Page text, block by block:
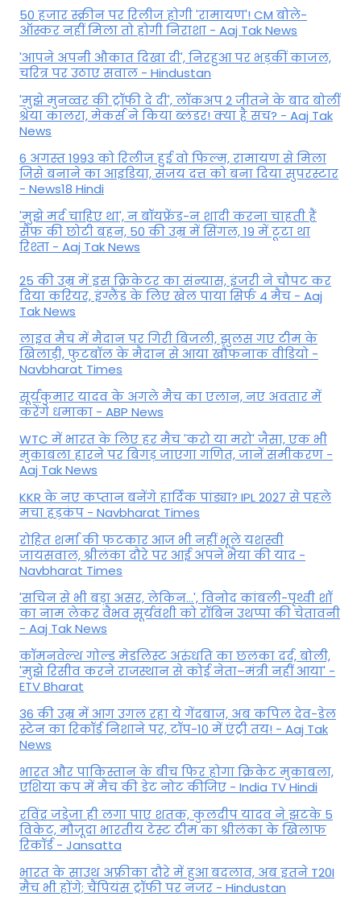
50 हजार स्क्रीन पर रिलीज होगी 'रामायण'! CM बोले-
ऑस्कर नहीं मिला तो होगी निराशा - Aaj Tak News
'आपने अपनी औकात दिखा दी', निरहुआ पर भड़कीं काजल,
चरित्र पर उठाए सवाल - Hindustan
'मुझे मुनव्वर की ट्रॉफी दे दी', लॉकअप 2 जीतने के बाद बोलीं
श्रेया कालरा, मेकर्स ने किया ब्लंडर! क्या है सच? - Aaj Tak
News
6 अगस्त 1993 को रिलीज हुई वो फिल्म, रामायण से मिला
जिसे बनाने का आइडिया, संजय दत्त को बना दिया सुपरस्टार
- News18 Hindi
'मुझे मर्द चाहिए था', न बॉयफ्रेंड-न शादी करना चाहती हैं
सैफ की छोटी बहन, 50 की उम्र में सिंगल, 19 में टूटा था
रिश्ता - Aaj Tak News
25 की उम्र में इस क्रिकेटर का संन्यास, इंजरी ने चौपट कर
दिया करियर, इंग्लैंड के लिए खेल पाया सिर्फ 4 मैच - Aaj
Tak News
लाइव मैच में मैदान पर गिरी बिजली, झुलस गए टीम के
खिलाड़ी, फुटबॉल के मैदान से आया खौफनाक वीडियो -
Navbharat Times
सूर्यकुमार यादव के अगले मैच का एलान, नए अवतार में
करेंगे धमाका - ABP News
WTC में भारत के लिए हर मैच 'करो या मरो' जैसा, एक भी
मुकाबला हारने पर बिगड़ जाएगा गण‍ित, जानें समीकरण -
Aaj Tak News
KKR के नए कप्तान बनेंगे हार्दिक पांड्या? IPL 2027 से पहले
मचा हड़कंप - Navbharat Times
रोहित शर्मा की फटकार आज भी नहीं भूले यशस्वी
जायसवाल, श्रीलंका दौरे पर आई अपने भैया की याद -
Navbharat Times
'सचिन से भी बड़ा असर, लेकिन...', व‍िनोद कांबली-पृथ्वी शॉ
का नाम लेकर वैभव सूर्यवंशी को रॉबिन उथप्पा की चेतावनी
- Aaj Tak News
कॉमनवेल्थ गोल्ड मे​डलिस्ट अरुंधति का छलका दर्द, बोली,
'मुझे रिसीव करने राजस्थान से कोई नेता–मंत्री नहीं आया' -
ETV Bharat
36 की उम्र में आग उगल रहा ये गेंदबाज, अब कपिल देव-डेल
स्टेन का रिकॉर्ड निशाने पर, टॉप-10 में एंट्री तय! - Aaj Tak
News
भारत और पाकिस्तान के बीच फिर होगा क्रिकेट मुकाबला,
एशिया कप में मैच की डेट नोट कीजिए - India TV Hindi
रविंद्र जडेजा ही लगा पाए शतक, कुलदीप यादव ने झटके 5
विकेट, मौजूदा भारतीय टेस्ट टीम का श्रीलंका के खिलाफ
रिकॉर्ड - Jansatta
भारत के साउथ अफ्रीका दौरे में हुआ बदलाव, अब इतने T20I
मैच भी होंगे; चैंपियंस ट्रॉफी पर नजर - Hindustan